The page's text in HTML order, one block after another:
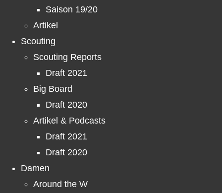
Saison 19/20
Artikel
Scouting
Scouting Reports
Draft 2021
Big Board
Draft 2020
Artikel & Podcasts
Draft 2021
Draft 2020
Damen
Around the W